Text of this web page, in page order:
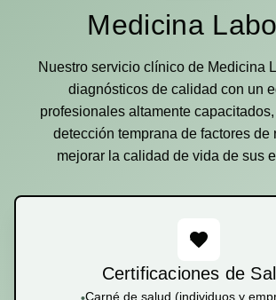
Medicina
Nuestro servicio clínico de Medicina
diagnósticos de calidad con un
profesionales altamente
detección temprana de factores de
mejorar la calidad de vida de sus
Certificaciones de
Carné de salud (individuos y